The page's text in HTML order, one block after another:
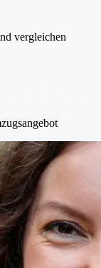
vergleichen